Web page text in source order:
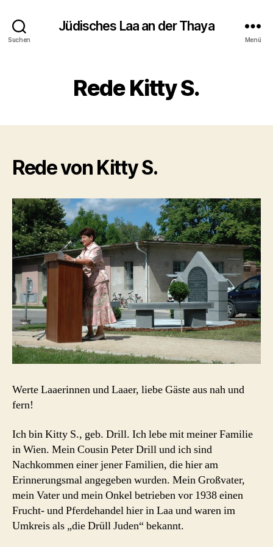
Suchen
Jüdisches Laa an der Thaya
Menü
Rede Kitty S.
Rede von Kitty S.
Werte Laaerinnen und Laaer, liebe Gäste aus nah und
fern!
Ich bin Kitty S., geb. Drill. Ich lebe mit meiner Familie
in Wien. Mein Cousin Peter Drill und ich sind
Nachkommen einer jener Familien, die hier am
Erinnerungsmal angegeben wurden. Mein Großvater,
mein Vater und mein Onkel betrieben vor 1938 einen
Frucht- und Pferdehandel hier in Laa und waren im
Umkreis als „die Drüll Juden“ bekannt.